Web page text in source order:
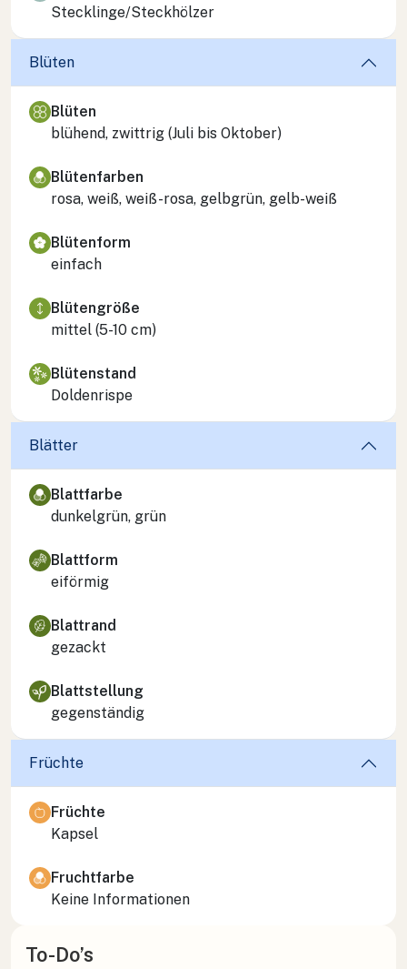
Stecklinge/Steckhölzer
Blüten
Blüten
blühend, zwittrig (Juli bis Oktober)
Blütenfarben
rosa, weiß, weiß-rosa, gelbgrün, gelb-weiß
Blütenform
einfach
Blütengröße
mittel (5-10 cm)
Blütenstand
Doldenrispe
Blätter
Blattfarbe
dunkelgrün, grün
Blattform
eiförmig
Blattrand
gezackt
Blattstellung
gegenständig
Früchte
Früchte
Kapsel
Fruchtfarbe
Keine Informationen
To-Do’s